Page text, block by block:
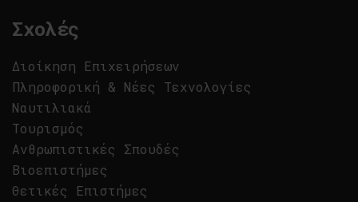
Σχολές
Διοίκηση Επιχειρήσεων
Πληροφορική & Νέες Τεχνολογίες
Ναυτιλιακά
Τουρισμός
Ανθρωπιστικές Σπουδές
Βιοεπιστήμες
Θετικές Επιστήμες